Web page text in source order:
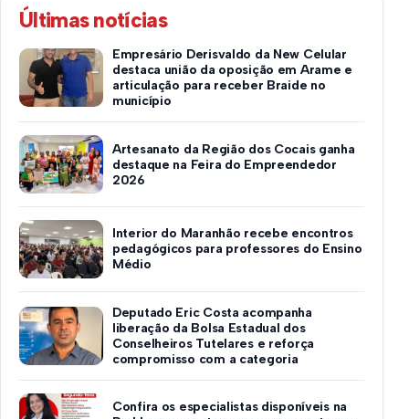
Últimas notícias
Empresário Derisvaldo da New Celular
destaca união da oposição em Arame e
articulação para receber Braide no
município
Artesanato da Região dos Cocais ganha
destaque na Feira do Empreendedor
2026
Interior do Maranhão recebe encontros
pedagógicos para professores do Ensino
Médio
Deputado Eric Costa acompanha
liberação da Bolsa Estadual dos
Conselheiros Tutelares e reforça
compromisso com a categoria
Confira os especialistas disponíveis na